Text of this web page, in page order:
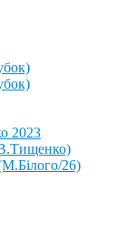
2023
26)